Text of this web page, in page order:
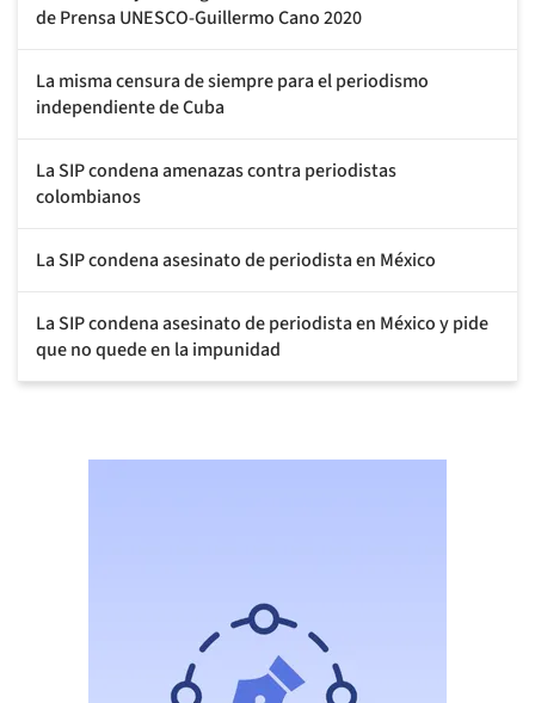
de Prensa UNESCO-Guillermo Cano 2020
La misma censura de siempre para el periodismo
independiente de Cuba
La SIP condena amenazas contra periodistas
colombianos
La SIP condena asesinato de periodista en México
La SIP condena asesinato de periodista en México y pide
que no quede en la impunidad